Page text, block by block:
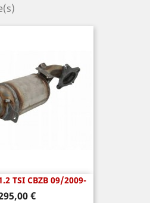
TSI CBZB 09/2009-
€